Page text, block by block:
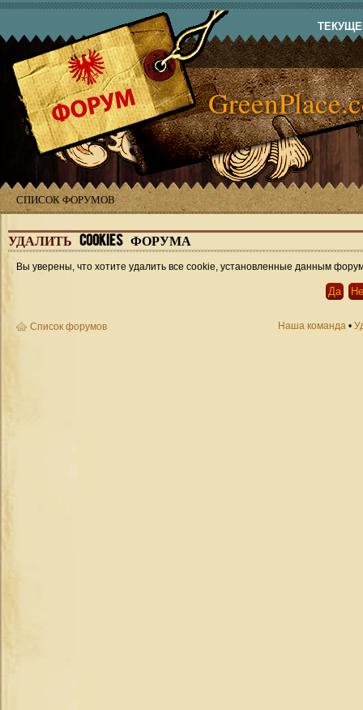
СПИСОК ФОРУМОВ
УДАЛИТЬ COOKIES ФОРУМА
Вы уверены, что хотите удалить все cookie, установленные данным
Список форумов Наша команда •